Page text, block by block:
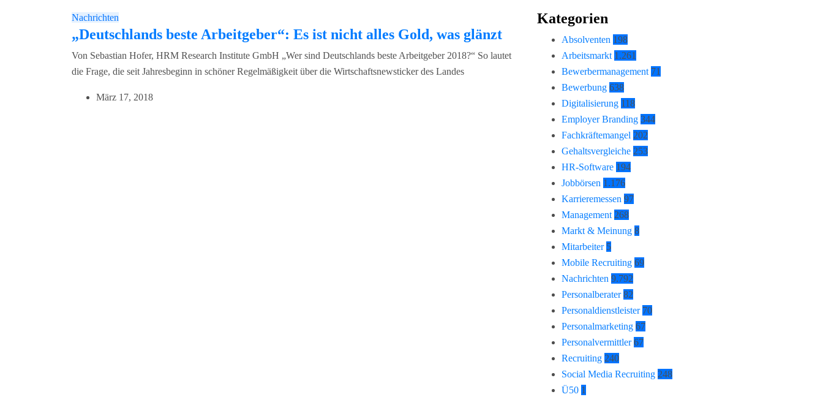
Nachrichten
„Deutschlands beste Arbeitgeber“: Es ist nicht alles Gold, was glänzt
Von Sebastian Hofer, HRM Research Institute GmbH „Wer sind Deutschlands beste Arbeitgeber 2018?“ So lautet
die Frage, die seit Jahresbeginn in schöner Regelmäßigkeit über die Wirtschaftsnewsticker des Landes
März 17, 2018
Kategorien
Absolventen 198
Arbeitsmarkt 1.261
Bewerbermanagement 71
Bewerbung 638
Digitalisierung 118
Employer Branding 344
Fachkräftemangel 202
Gehaltsvergleiche 253
HR-Software 194
Jobbörsen 1.176
Karrieremessen 97
Management 268
Markt & Meinung 8
Mitarbeiter 5
Mobile Recruiting 69
Nachrichten 9.792
Personalberater 82
Personaldienstleister 70
Personalmarketing 67
Personalvermittler 67
Recruiting 240
Social Media Recruiting 248
Ü50 1